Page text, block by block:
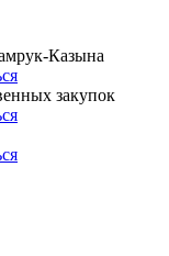
Казына
закупок